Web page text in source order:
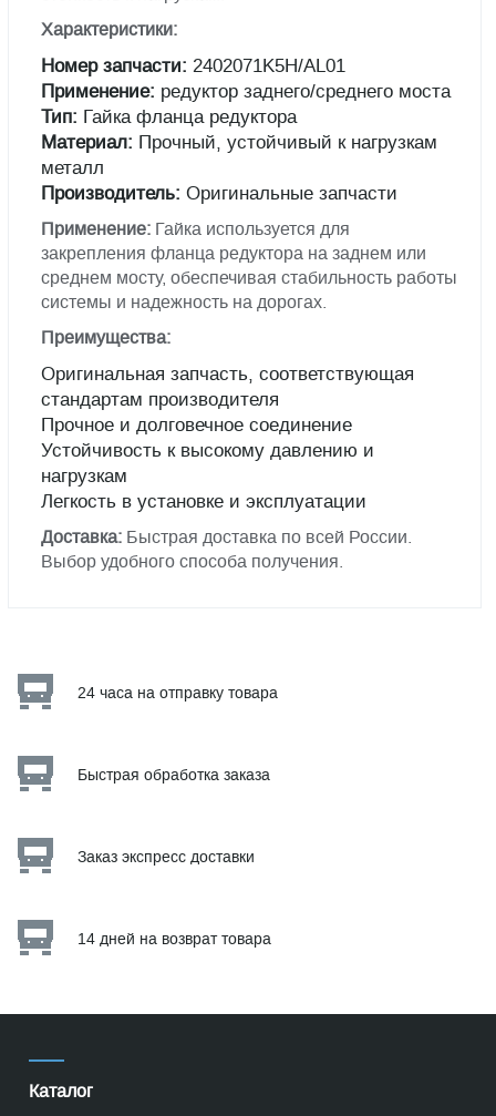
Характеристики:
Номер запчасти: 2402071K5H/AL01
Применение: редуктор заднего/среднего моста
Тип: Гайка фланца редуктора
Материал: Прочный, устойчивый к нагрузкам
металл
Производитель: Оригинальные запчасти
Применение: Гайка используется для
закрепления фланца редуктора на заднем или
среднем мосту, обеспечивая стабильность работы
системы и надежность на дорогах.
Преимущества:
Оригинальная запчасть, соответствующая
стандартам производителя
Прочное и долговечное соединение
Устойчивость к высокому давлению и
нагрузкам
Легкость в установке и эксплуатации
Доставка: Быстрая доставка по всей России.
Выбор удобного способа получения.
24 часа на отправку товара
Быстрая обработка заказа
Заказ экспресс доставки
14 дней на возврат товара
Каталог